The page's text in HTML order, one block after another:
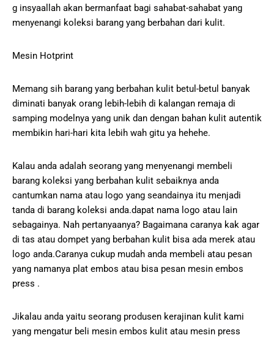
g insyaallah akan bermanfaat bagi sahabat-sahabat yang
menyenangi koleksi barang yang berbahan dari kulit.
Mesin Hotprint
Memang sih barang yang berbahan kulit betul-betul banyak
diminati banyak orang lebih-lebih di kalangan remaja di
samping modelnya yang unik dan dengan bahan kulit autentik
membikin hari-hari kita lebih wah gitu ya hehehe.
Kalau anda adalah seorang yang menyenangi membeli
barang koleksi yang berbahan kulit sebaiknya anda
cantumkan nama atau logo yang seandainya itu menjadi
tanda di barang koleksi anda.dapat nama logo atau lain
sebagainya. Nah pertanyaanya? Bagaimana caranya kak agar
di tas atau dompet yang berbahan kulit bisa ada merek atau
logo anda.Caranya cukup mudah anda membeli atau pesan
yang namanya plat embos atau bisa pesan mesin embos
press .
Jikalau anda yaitu seorang produsen kerajinan kulit kami
yang mengatur beli mesin embos kulit atau mesin press